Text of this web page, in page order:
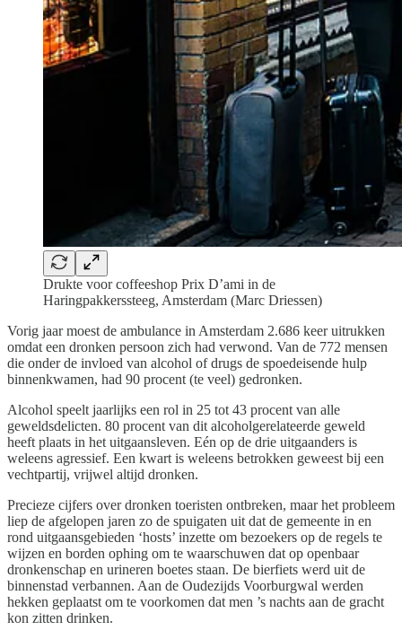
Drukte voor coffeeshop Prix D’ami in de
Haringpakkerssteeg, Amsterdam (Marc Driessen)
Vorig jaar moest de ambulance in Amsterdam 2.686 keer uitrukken
omdat een dronken persoon zich had verwond. Van de 772 mensen
die onder de invloed van alcohol of drugs de spoedeisende hulp
binnenkwamen, had 90 procent (te veel) gedronken.
Alcohol speelt jaarlijks een rol in 25 tot 43 procent van alle
geweldsdelicten. 80 procent van dit alcoholgerelateerde geweld
heeft plaats in het uitgaansleven. Eén op de drie uitgaanders is
weleens agressief. Een kwart is weleens betrokken geweest bij een
vechtpartij, vrijwel altijd dronken.
Precieze cijfers over dronken toeristen ontbreken, maar het probleem
liep de afgelopen jaren zo de spuigaten uit dat de gemeente in en
rond uitgaansgebieden ‘hosts’ inzette om bezoekers op de regels te
wijzen en borden ophing om te waarschuwen dat op openbaar
dronkenschap en urineren boetes staan. De bierfiets werd uit de
binnenstad verbannen. Aan de Oudezijds Voorburgwal werden
hekken geplaatst om te voorkomen dat men ’s nachts aan de gracht
kon zitten drinken.